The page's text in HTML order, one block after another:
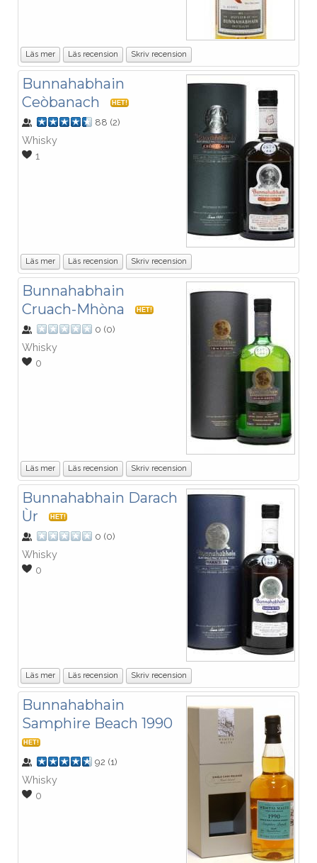
Läs mer Läs recension Skriv recension
Bunnahabhain
Ceòbanach
HET!
88 (2)
Whisky
1
Läs mer Läs recension Skriv recension
Bunnahabhain
Cruach-Mhòna
HET!
0 (0)
Whisky
0
Läs mer Läs recension Skriv recension
Bunnahabhain Darach
Ùr
HET!
0 (0)
Whisky
0
Läs mer Läs recension Skriv recension
Bunnahabhain
Samphire Beach 1990
HET!
92 (1)
Whisky
0